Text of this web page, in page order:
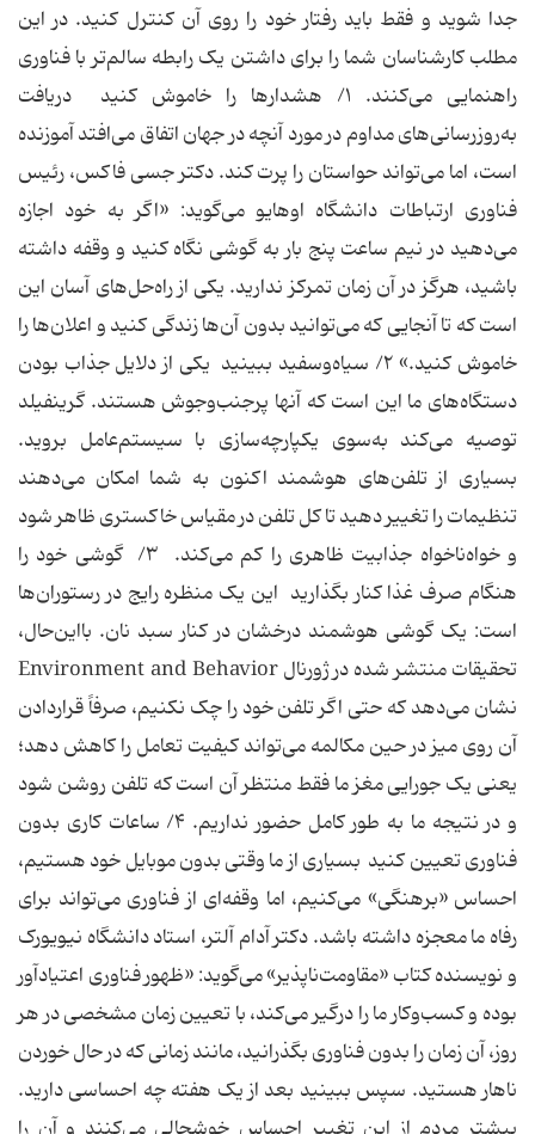
جدا شوید و فقط باید رفتار خود را روی آن کنترل کنید. در این
مطلب کارشناسان شما را برای داشتن یک رابطه سالم‌تر با فناوری
راهنمایی می‌کنند. ۱/ هشدارها را خاموش کنید دریافت
به‌روزرسانی‌های مداوم در مورد آنچه در جهان اتفاق می‌افتد آموزنده
است، اما می‌تواند حواستان را پرت کند. دکتر جسی فاکس، رئیس
فناوری ارتباطات دانشگاه اوهایو می‌گوید: «اگر به خود اجازه
می‌دهید در نیم ساعت پنج بار به گوشی نگاه کنید و وقفه داشته
باشید، هرگز در آن زمان تمرکز ندارید. یکی از راه‌حل‌های آسان این
است که تا آنجایی که می‌توانید بدون آن‌ها زندگی کنید و اعلان‌ها را
خاموش کنید.» ۲/ سیاه‌وسفید ببینید یکی از دلایل جذاب بودن
دستگاه‌های ما این است که آنها پرجنب‌وجوش هستند. گرینفیلد
توصیه می‌کند به‌سوی یکپارچه‌سازی با سیستم‌عامل بروید.
بسیاری از تلفن‌های هوشمند اکنون به شما امکان می‌دهند
تنظیمات را تغییر دهید تا کل تلفن در مقیاس خاکستری ظاهر شود
و خواه‌ناخواه جذابیت ظاهری را کم می‌کند. ۳/ گوشی خود را
هنگام صرف غذا کنار بگذارید این یک منظره رایج در رستوران‌ها
است: یک گوشی هوشمند درخشان در کنار سبد نان. بااین‌حال،
تحقیقات منتشر شده در ژورنال Environment and Behavior
نشان می‌دهد که حتی اگر تلفن خود را چک نکنیم، صرفاً قراردادن
آن روی میز در حین مکالمه می‌تواند کیفیت تعامل را کاهش دهد؛
یعنی یک جورایی مغز ما فقط منتظر آن است که تلفن روشن شود
و در نتیجه ما به طور کامل حضور نداریم. ۴/ ساعات کاری بدون
فناوری تعیین کنید بسیاری از ما وقتی بدون موبایل خود هستیم،
احساس «برهنگی» می‌کنیم، اما وقفه‌ای از فناوری می‌تواند برای
رفاه ما معجزه داشته باشد. دکتر آدام آلتر، استاد دانشگاه نیویورک
و نویسنده کتاب «مقاومت‌ناپذیر» می‌گوید: «ظهور فناوری اعتیادآور
بوده و کسب‌وکار ما را درگیر می‌کند، با تعیین زمان مشخصی در هر
روز، آن زمان را بدون فناوری بگذرانید، مانند زمانی که در حال خوردن
ناهار هستید. سپس ببینید بعد از یک هفته چه احساسی دارید.